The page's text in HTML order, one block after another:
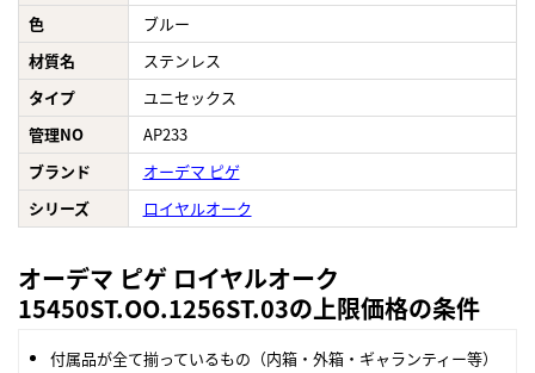
色
ブルー
材質名
ステンレス
タイプ
ユニセックス
管理NO
AP233
ブランド
オーデマ ピゲ
シリーズ
ロイヤルオーク
オーデマ ピゲ ロイヤルオーク
15450ST.OO.1256ST.03の上限価格の条件
付属品が全て揃っているもの（内箱・外箱・ギャランティー等）